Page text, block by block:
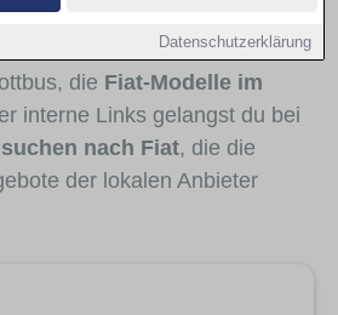
Datenschutzerklärung
interessant ist. Viele
von Autohäusern und
die Fiat-Modelle im
interne Links gelangst du bei
nach Fiat, die die
der lokalen Anbieter